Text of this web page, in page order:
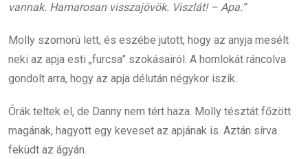
vannak. Hamarosan visszajövök. Viszlát! – Apa.”
Molly szomorú lett, és eszébe jutott, hogy az anyja mesélt
neki az apja esti „furcsa” szokásairól. A homlokát ráncolva
gondolt arra, hogy az apja délután négykor iszik.
Órák teltek el, de Danny nem tért haza. Molly tésztát főzött
magának, hagyott egy keveset az apjának is. Aztán sírva
feküdt az ágyán.